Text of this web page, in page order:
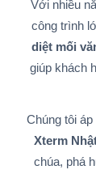
Với nhiều
công trình
diệt mối
giúp khách
Chúng tôi
Xterm
chúa, phá